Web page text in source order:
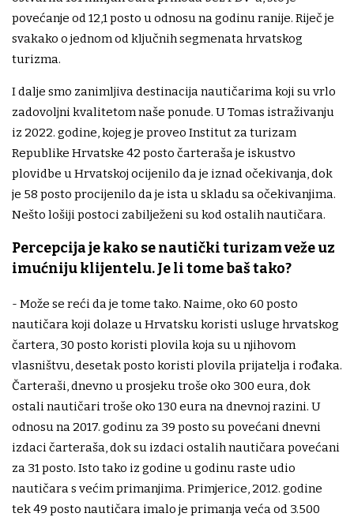
povećanje od 12,1 posto u odnosu na godinu ranije. Riječ je
svakako o jednom od ključnih segmenata hrvatskog
turizma.
I dalje smo zanimljiva destinacija nautičarima koji su vrlo
zadovoljni kvalitetom naše ponude. U Tomas istraživanju
iz 2022. godine, kojeg je proveo Institut za turizam
Republike Hrvatske 42 posto čarteraša je iskustvo
plovidbe u Hrvatskoj ocijenilo da je iznad očekivanja, dok
je 58 posto procijenilo da je ista u skladu sa očekivanjima.
Nešto lošiji postoci zabilježeni su kod ostalih nautičara.
Percepcija je kako se nautički turizam veže uz
imućniju klijentelu. Je li tome baš tako?
- Može se reći da je tome tako. Naime, oko 60 posto
nautičara koji dolaze u Hrvatsku koristi usluge hrvatskog
čartera, 30 posto koristi plovila koja su u njihovom
vlasništvu, desetak posto koristi plovila prijatelja i rođaka.
Čarteraši, dnevno u prosjeku troše oko 300 eura, dok
ostali nautičari troše oko 130 eura na dnevnoj razini. U
odnosu na 2017. godinu za 39 posto su povećani dnevni
izdaci čarteraša, dok su izdaci ostalih nautičara povećani
za 31 posto. Isto tako iz godine u godinu raste udio
nautičara s većim primanjima. Primjerice, 2012. godine
tek 49 posto nautičara imalo je primanja veća od 3.500